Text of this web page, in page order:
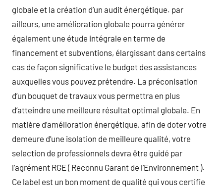
globale et la création d’un audit énergétique. par
ailleurs, une amélioration globale pourra générer
également une étude intégrale en terme de
financement et subventions, élargissant dans certains
cas de façon significative le budget des assistances
auxquelles vous pouvez prétendre. La préconisation
d’un bouquet de travaux vous permettra en plus
d’atteindre une meilleure résultat optimal globale. En
matière d’amélioration énergétique, afin de doter votre
demeure d’une isolation de meilleure qualité, votre
selection de professionnels devra être guidé par
l’agrément RGE ( Reconnu Garant de l’Environnement ).
Ce label est un bon moment de qualité qui vous certifie